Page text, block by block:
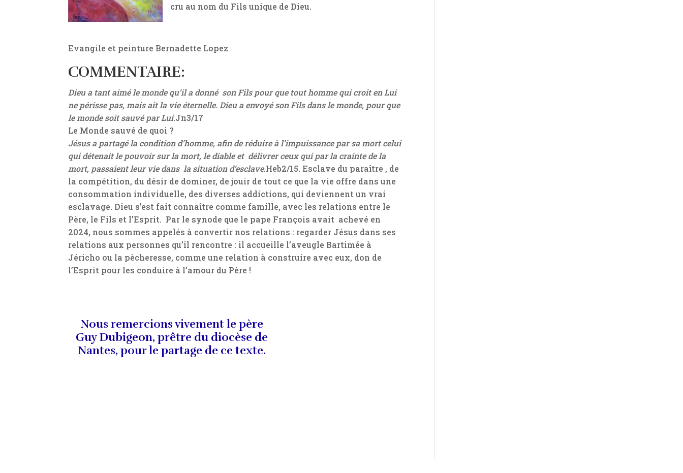
cru au nom du Fils unique de Dieu.
Evangile et peinture Bernadette Lopez
COMMENTAIRE:
Dieu a tant aimé le monde qu’il a donné son Fils pour que tout homme qui croit en Lui
ne périsse pas, mais ait la vie éternelle. Dieu a envoyé son Fils dans le monde, pour que
le monde soit sauvé par Lui.Jn3/17
Le Monde sauvé de quoi ?
Jésus a partagé la condition d’homme, afin de réduire à l’impuissance par sa mort celui
qui détenait le pouvoir sur la mort, le diable et délivrer ceux qui par la crainte de la
mort, passaient leur vie dans la situation d’esclave.Heb2/15. Esclave du paraître , de
la compétition, du désir de dominer, de jouir de tout ce que la vie offre dans une
consommation individuelle, des diverses addictions, qui deviennent un vrai
esclavage. Dieu s’est fait connaître comme famille, avec les relations entre le
Père, le Fils et l’Esprit. Par le synode que le pape François avait achevé en
2024, nous sommes appelés à convertir nos relations : regarder Jésus dans ses
relations aux personnes qu’il rencontre : il accueille l’aveugle Bartimée à
Jéricho ou la pècheresse, comme une relation à construire avec eux, don de
l’Esprit pour les conduire à l’amour du Père !
Nous remercions vivement le père
Guy Dubigeon, prêtre du diocèse de
Nantes, pour le partage de ce texte.